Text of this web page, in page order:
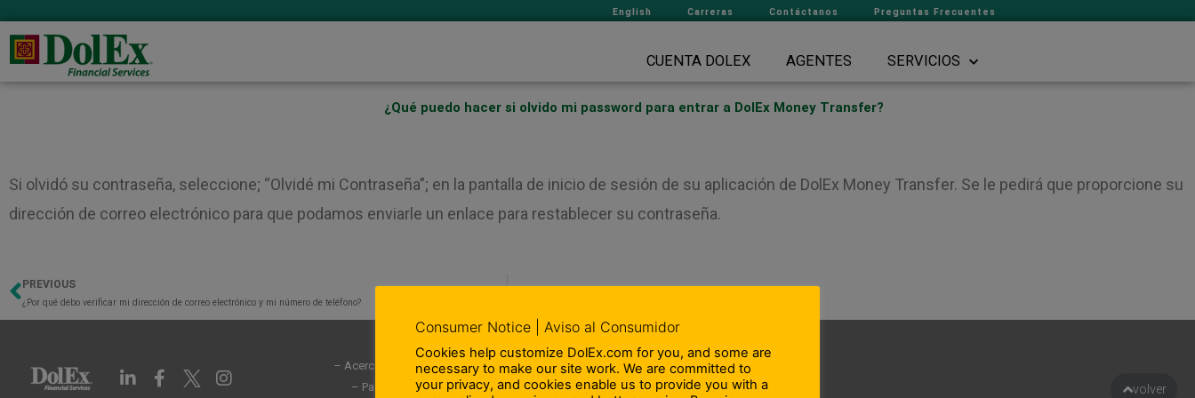
English Carreras Contáctanos Preguntas Frecuentes
CUENTA DOLEX AGENTES SERVICIOS
¿Qué puedo hacer si olvido mi password para entrar a DolEx Money Transfer?
Si olvidó su contraseña, seleccione; “Olvidé mi Contraseña”; en la pantalla de inicio de sesión de su aplicación de DolEx Money Transfer. Se le pedirá que proporcione su
dirección de correo electrónico para que podamos enviarle un enlace para restablecer su contraseña.
Previo
PREVIOUS
¿Por qué debo verificar mi dirección de correo electrónico y mi número de teléfono?
L
i
F
a
I
n
– Acerca de Nosotros
– Participación en la comunidad
– Departamento de Cumplimiento
– Terminos y Condiciones
volver
Consumer Notice | Aviso al Consumidor
Cookies help customize DolEx.com for you, and some are
necessary to make our site work. We are committed to
your privacy, and cookies enable us to provide you with a